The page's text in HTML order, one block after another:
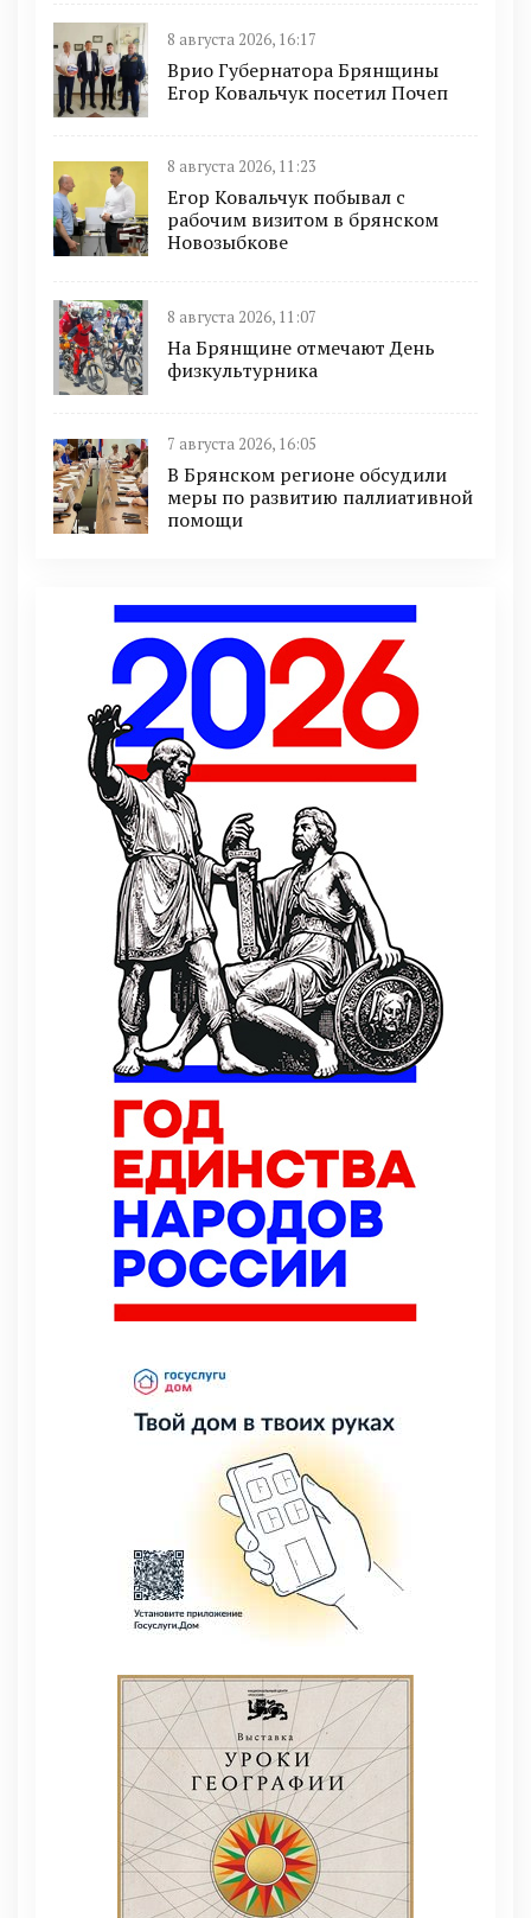
8 августа 2026, 16:17
Врио Губернатора Брянщины
Егор Ковальчук посетил Почеп
8 августа 2026, 11:23
Егор Ковальчук побывал с
рабочим визитом в брянском
Новозыбкове
8 августа 2026, 11:07
На Брянщине отмечают День
физкультурника
7 августа 2026, 16:05
В Брянском регионе обсудили
меры по развитию паллиативной
помощи